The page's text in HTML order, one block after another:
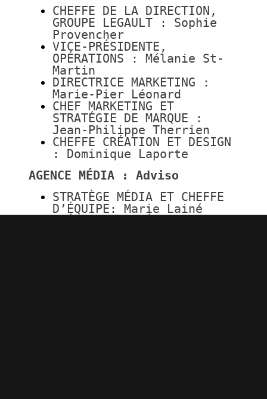
CHEFFE DE LA DIRECTION,
GROUPE LEGAULT : Sophie
Provencher
VICE-PRÉSIDENTE,
OPÉRATIONS : Mélanie St-
Martin
DIRECTRICE MARKETING :
Marie-Pier Léonard
CHEF MARKETING ET
STRATÉGIE DE MARQUE :
Jean-Philippe Therrien
CHEFFE CRÉATION ET DESIGN
: Dominique Laporte
AGENCE MÉDIA : Adviso
STRATÈGE MÉDIA ET CHEFFE
D’ÉQUIPE: Marie Lainé